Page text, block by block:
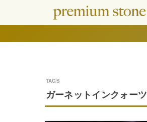
ガーネットインクォーツ